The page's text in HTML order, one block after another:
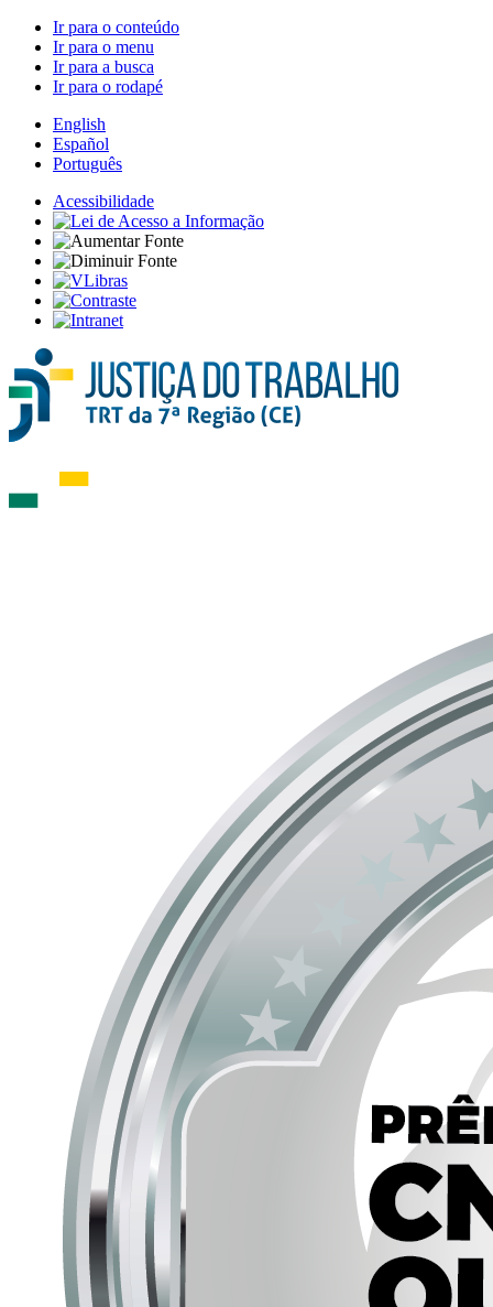
Ir para o conteúdo
Ir para o menu
Ir para a busca
Ir para o rodapé
English
Español
Português
Acessibilidade